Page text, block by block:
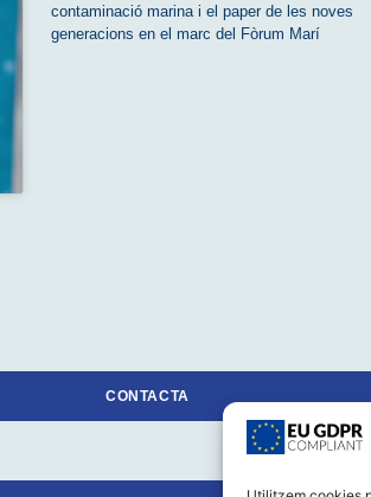
contaminació marina i el paper de les noves
generacions en el marc del Fòrum Marí
CONTACTA